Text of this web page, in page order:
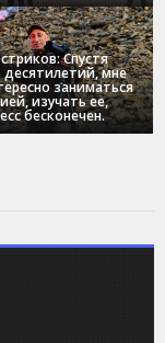
Спустя
десятилетий, мне
заниматься
изучать ее,
бесконечен.